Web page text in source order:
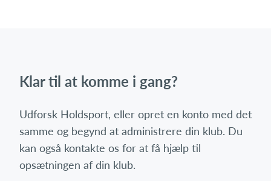
Klar til at komme i gang?
Udforsk Holdsport, eller opret en konto med det
samme og begynd at administrere din klub. Du
kan også kontakte os for at få hjælp til
opsætningen af din klub.